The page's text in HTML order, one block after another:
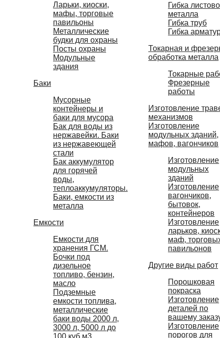
Ларьки, киоски,
мафы, торговые
павильоны
Металлические
будки для охраны
Посты охраны
Модульные
здания
Баки
Мусорные
контейнеры и
баки для мусора
Бак для воды из
нержавейки. Баки
из нержавеющей
стали
Бак аккумулятор
для горячей
воды,
теплоаккумуляторы.
Баки, емкости из
металла
Емкости
Емкости для
хранения ГСМ.
Бочки под
дизельное
топливо, бензин,
масло
Подземные
емкости топлива,
металлические
баки воды 2000 л,
3000 л, 5000 л до
100 куб м3
Гибка
металла
Гибка труб
Гибка
Токарная и
обработка металла
Токарные
Фрезерные
работы
Изготовление
механизмов
Изготовление
модульных зданий,
мафов, вагончиков
Изготовление
модульных
зданий
Изготовление
вагончиков,
бытовок,
контейнеров
Изготовление
ларьков,
маф,
павильонов
Другие виды работ
Порошковая
покраска
Изготовление
деталей по
вашему
Изготовление
порогов для